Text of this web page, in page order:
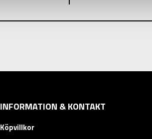
INFORMATION & KONTAKT
Köpvillkor